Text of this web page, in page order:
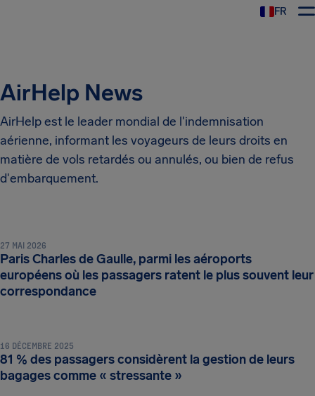
FR
AirHelp News
AirHelp est le leader mondial de l'indemnisation
aérienne, informant les voyageurs de leurs droits en
matière de vols retardés ou annulés, ou bien de refus
d'embarquement.
27 MAI 2026
Paris Charles de Gaulle, parmi les aéroports
européens où les passagers ratent le plus souvent leur
correspondance
16 DÉCEMBRE 2025
81 % des passagers considèrent la gestion de leurs
bagages comme « stressante »